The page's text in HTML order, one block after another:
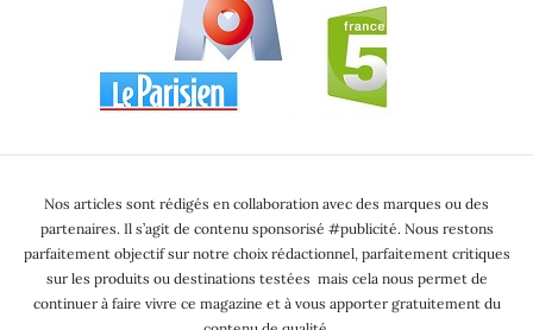
Nos articles sont rédigés en collaboration avec des marques ou des
partenaires. Il s’agit de contenu sponsorisé #publicité. Nous restons
parfaitement objectif sur notre choix rédactionnel, parfaitement critiques
sur les produits ou destinations testées mais cela nous permet de
continuer à faire vivre ce magazine et à vous apporter gratuitement du